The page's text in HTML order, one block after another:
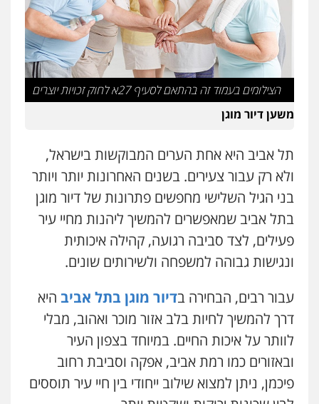
הצילומים בעמוד זה בהתאם לסעיף 27א לחוק זכויות יוצרים
משען דיור מוגן
תל אביב היא אחת הערים המבוקשות בישראל,
ולא רק עבור צעירים. בשנים האחרונות יותר ויותר
בני הגיל השלישי מחפשים פתרונות של דיור מוגן
בתל אביב שמאפשרים להמשיך ליהנות מחיי עיר
פעילים, לצד סביבה רגועה, קהילה איכותית
ונגישות גבוהה למשפחה ולשירותים שונים.
עבור רבים, הבחירה בדיור מוגן בתל אביב היא
דרך להמשיך לחיות בלב אזור מוכר ואהוב, מבלי
לוותר על איכות החיים. במיוחד בצפון העיר
ובאזורים כמו רמת אביב, אפקה וסביבת רחוב
פיכמן, ניתן למצוא שילוב ייחודי בין חיי עיר תוססים